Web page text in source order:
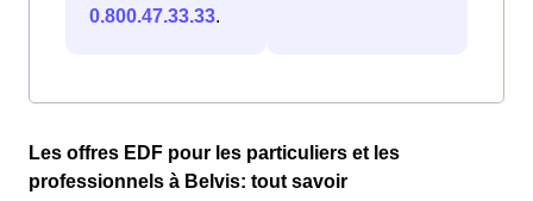
0.800.47.33.33.
Les offres EDF pour les particuliers et les
professionnels à Belvis: tout savoir